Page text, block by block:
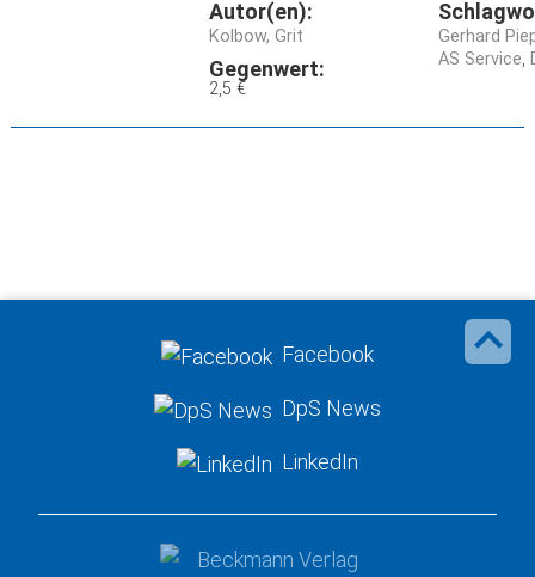
Autor(en):
Kolbow, Grit
Gegenwert:
2,5 €
Gerhard
AS Service
Facebook
DpS News
LinkedIn